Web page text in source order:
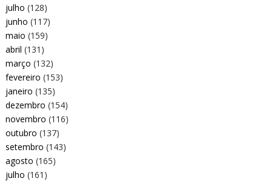
julho (128)
junho (117)
maio (159)
abril (131)
março (132)
fevereiro (153)
janeiro (135)
dezembro (154)
novembro (116)
outubro (137)
setembro (143)
agosto (165)
julho (161)